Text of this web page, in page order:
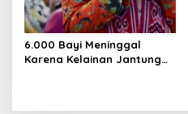
6.000 Bayi Meninggal
Karena Kelainan Jantung